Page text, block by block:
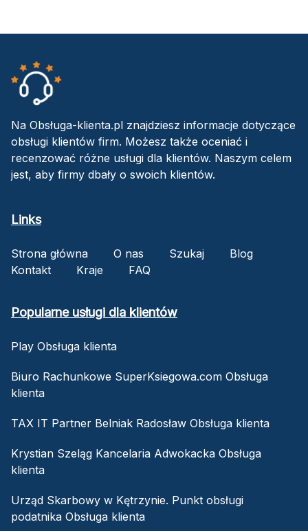
Na Obsługa-klienta.pl znajdziesz informacje dotyczące
obsługi klientów firm. Możesz także oceniać i
recenzować różne usługi dla klientów. Naszym celem
jest, aby firmy dbały o swoich klientów.
Links
Strona główna O nas Szukaj
Blog
Kontakt
Kraje FAQ
Popularne usługi dla klientów
Play Obsługa klienta
Biuro Rachunkowe SuperKsiegowa.com Obsługa
klienta
TAX IT Partner Belniak Radosław Obsługa klienta
Krystian Szeląg Kancelaria Adwokacka Obsługa
klienta
Urząd Skarbowy w Kętrzynie. Punkt obsługi
podatnika Obsługa klienta